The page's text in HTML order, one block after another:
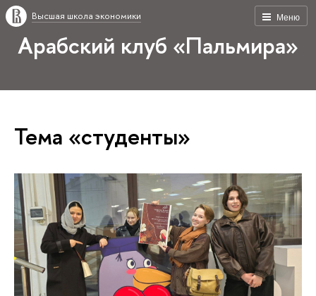
Меню
Высшая школа экономики
Арабский клуб «Пальмира»
Тема «студенты»